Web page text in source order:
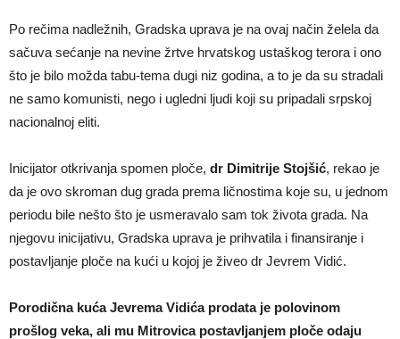
Po rečima nadležnih, Gradska uprava je na ovaj način želela da
sačuva sećanje na nevine žrtve hrvatskog ustaškog terora i ono
što je bilo možda tabu-tema dugi niz godina, a to je da su stradali
ne samo komunisti, nego i ugledni ljudi koji su pripadali srpskoj
nacionalnoj eliti.
Inicijator otkrivanja spomen ploče, dr Dimitrije Stojšić, rekao je
da je ovo skroman dug grada prema ličnostima koje su, u jednom
periodu bile nešto što je usmeravalo sam tok života grada. Na
njegovu inicijativu, Gradska uprava je prihvatila i finansiranje i
postavljanje ploče na kući u kojoj je živeo dr Jevrem Vidić.
Porodična kuća Jevrema Vidića prodata je polovinom
prošlog veka, ali mu Mitrovica postavljanjem ploče odaju